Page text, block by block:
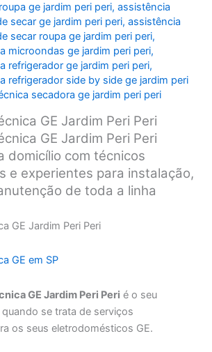
ge jardim peri peri,assistência
secar ge jardim peri peri,assistência
secar roupa ge jardim peri peri,
microondas ge jardim peri peri,
refrigerador ge jardim peri peri,
refrigerador side by side ge jardim peri
secadora ge jardim peri peri
GE Jardim Peri Peri
GE Jardim Peri Peri
domicílio com técnicos
e experientes para instalação,
de toda a linha
GE Jardim Peri Peri
GE em SP
GE Jardim Peri Peri é o seu
se trata de serviços
os seus eletrodomésticos GE.